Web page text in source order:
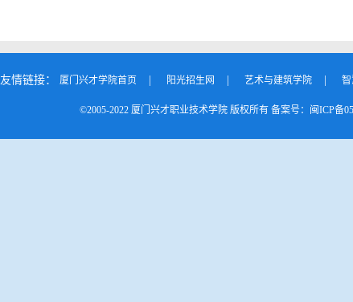
友情链接： 厦门兴才学院首页 阳光招生网 艺术与建筑学院
©2005-2022 厦门兴才职业技术学院 版权所有 备案号：闽ICP备